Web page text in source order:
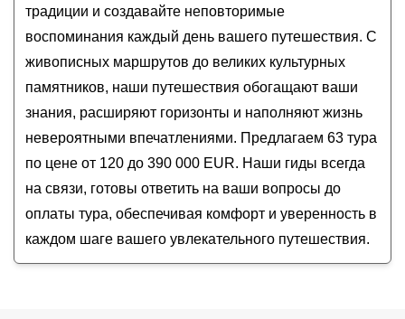
инопланетные каньоны, Иссык-Куль и горные
ущелья
Настоящий Кыргызстан только для вас: горы,
каньоны, озёра и погружение в культуру
Тур-погружение в Кыргызстан с мастер-
классом, круизом по Иссык-Кулю и глэмпингами
традиции и создавайте неповторимые
воспоминания каждый день вашего путешествия. С
живописных маршрутов до великих культурных
памятников, наши путешествия обогащают ваши
знания, расширяют горизонты и наполняют жизнь
невероятными впечатлениями. Предлагаем 63 тура
по цене от 120 до 390 000 EUR. Наши гиды всегда
на связи, готовы ответить на ваши вопросы до
оплаты тура, обеспечивая комфорт и уверенность в
каждом шаге вашего увлекательного путешествия.